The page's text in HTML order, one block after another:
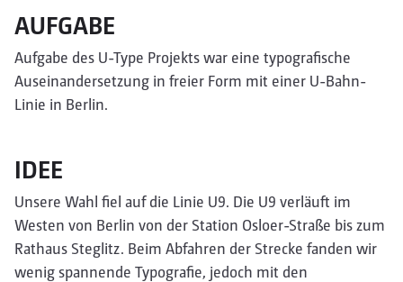
AUFGABE
Aufgabe des U-Type Projekts war eine typografische
Auseinandersetzung in freier Form mit einer U-Bahn-
Linie in Berlin.
IDEE
Unsere Wahl fiel auf die Linie U9. Die U9 verläuft im
Westen von Berlin von der Station Osloer-Straße bis zum
Rathaus Steglitz. Beim Abfahren der Strecke fanden wir
wenig spannende Typografie, jedoch mit den